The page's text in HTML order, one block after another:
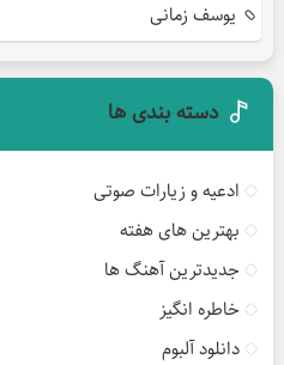
یوسف زمانی
دسته بندی ها
ادعیه و زیارات صوتی
بهترین های هفته
جدیدترین آهنگ ها
خاطره انگیز
دانلود آلبوم